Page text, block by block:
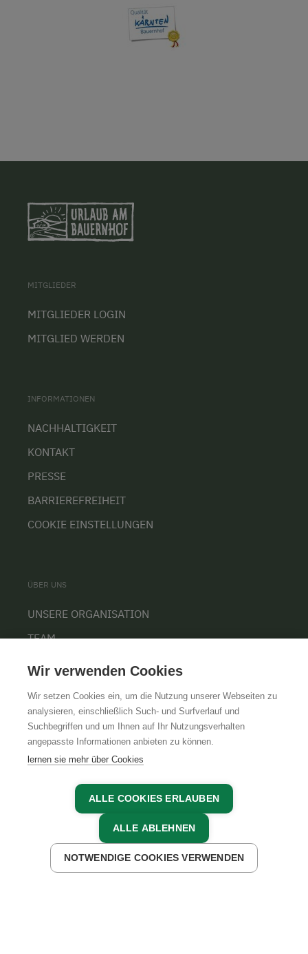
JETZT ANFRAGEN JETZT BUCHEN
MITGLIEDER
MITGLIEDER LOGIN
MITGLIED WERDEN
INFORMATIONEN
NACHHALTIGKEIT
KONTAKT
PRESSE
BARRIEREFREIHEIT
COOKIE EINSTELLUNGEN
ÜBER UNS
UNSERE ORGANISATION
TEAM
AGBIMPRESSUMDATENSCHUTZ
Wir verwenden Cookies
Wir setzen Cookies ein, um die Nutzung unserer Webseiten zu
analysieren, einschließlich Such- und Surfverlauf und
Suchbegriffen und um Ihnen auf Ihr Nutzungsverhalten
angepasste Informationen anbieten zu können.
lernen sie mehr über Cookies
ALLE COOKIES ERLAUBEN
ALLE ABLEHNEN
NOTWENDIGE COOKIES VERWENDEN